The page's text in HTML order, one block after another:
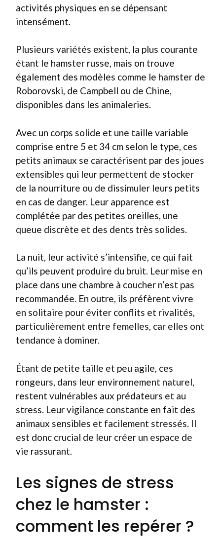
activités physiques en se dépensant
intensément.
Plusieurs variétés existent, la plus courante
étant le hamster russe, mais on trouve
également des modèles comme le hamster de
Roborovski, de Campbell ou de Chine,
disponibles dans les animaleries.
Avec un corps solide et une taille variable
comprise entre 5 et 34 cm selon le type, ces
petits animaux se caractérisent par des joues
extensibles qui leur permettent de stocker
de la nourriture ou de dissimuler leurs petits
en cas de danger. Leur apparence est
complétée par des petites oreilles, une
queue discrète et des dents très solides.
La nuit, leur activité s’intensifie, ce qui fait
qu’ils peuvent produire du bruit. Leur mise en
place dans une chambre à coucher n’est pas
recommandée. En outre, ils préfèrent vivre
en solitaire pour éviter conflits et rivalités,
particulièrement entre femelles, car elles ont
tendance à dominer.
Étant de petite taille et peu agile, ces
rongeurs, dans leur environnement naturel,
restent vulnérables aux prédateurs et au
stress. Leur vigilance constante en fait des
animaux sensibles et facilement stressés. Il
est donc crucial de leur créer un espace de
vie rassurant.
Les signes de stress
chez le hamster :
comment les repérer ?